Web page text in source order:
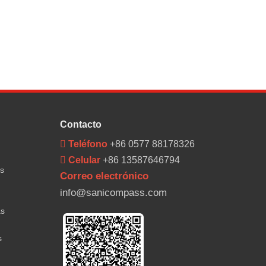
Contacto
 Teléfono +86 0577 88178326
 Celular +86 13587646794
Correo electrónico
info@sanicompass.com